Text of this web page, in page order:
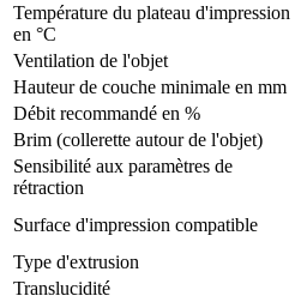
Température du plateau d'impression
en °C
Ventilation de l'objet
Hauteur de couche minimale en mm
Débit recommandé en %
Brim (collerette autour de l'objet)
Sensibilité aux paramètres de
rétraction
Surface d'impression compatible
Type d'extrusion
Translucidité